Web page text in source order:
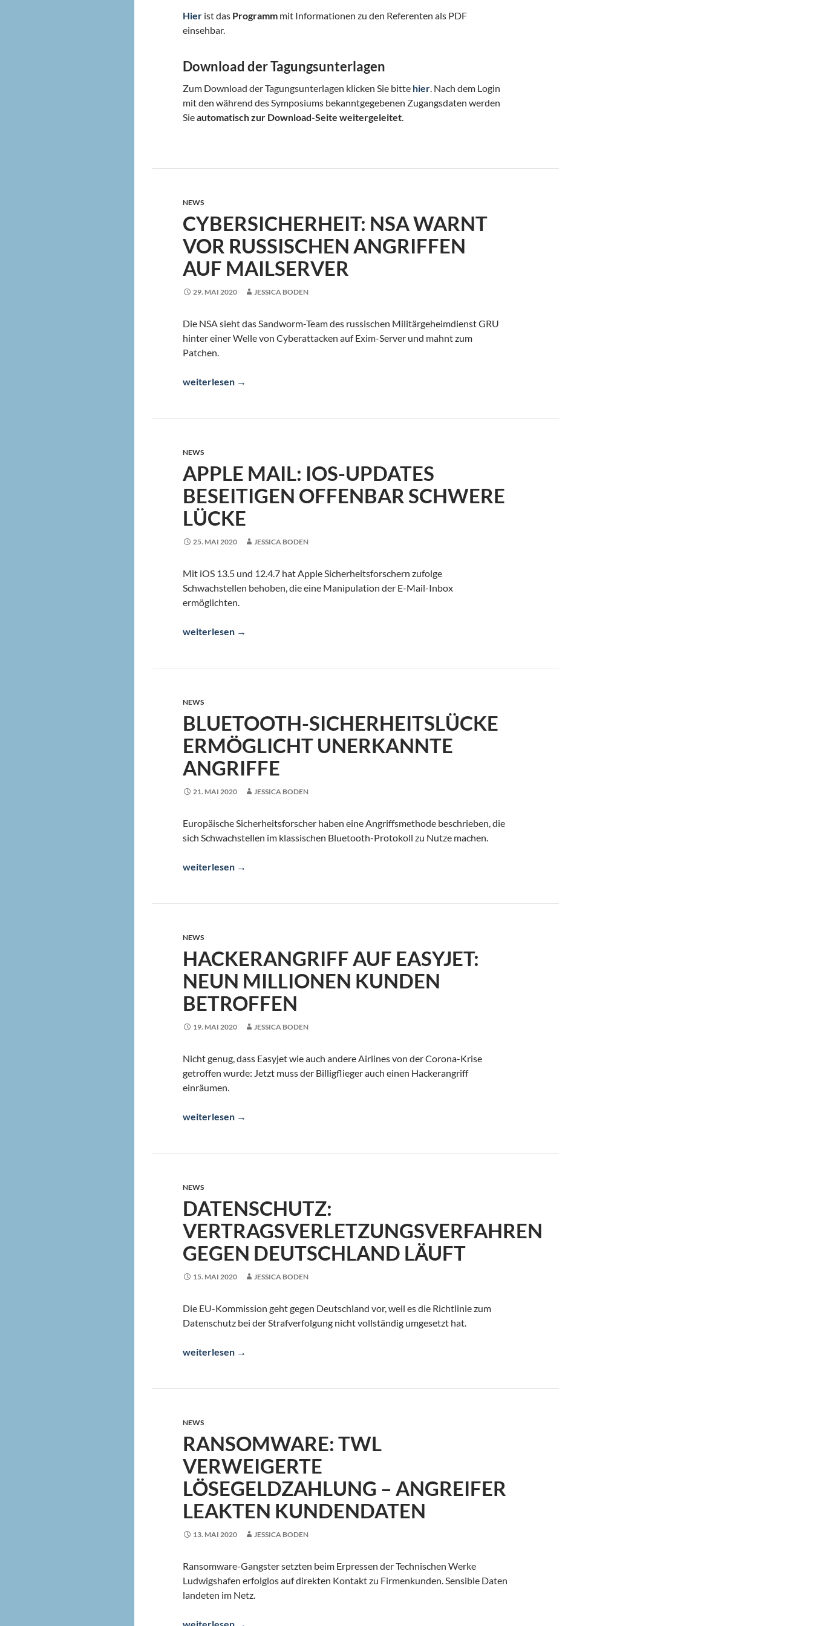
Hier ist das Programm mit Informationen zu den Referenten als PDF
einsehbar.
Download der Tagungsunterlagen
Zum Download der Tagungsunterlagen klicken Sie bitte hier. Nach dem Login
mit den während des Symposiums bekanntgegebenen Zugangsdaten werden
Sieautomatisch zur Download-Seite weitergeleitet.
NEWS
CYBERSICHERHEIT: NSA WARNT
VOR RUSSISCHEN ANGRIFFEN
AUF MAILSERVER
29. MAI 2020 JESSICA BODEN
Die NSA sieht das Sandworm-Team des russischen Militärgeheimdienst GRU
hinter einer Welle von Cyberattacken auf Exim-Server und mahnt zum
Patchen.
Cybersicherheit: NSA warnt vor russischen Angriffen auf Mailserver
weiterlesen →
NEWS
APPLE MAIL: IOS-UPDATES
BESEITIGEN OFFENBAR SCHWERE
LÜCKE
25. MAI 2020 JESSICA BODEN
Mit iOS 13.5 und 12.4.7 hat Apple Sicherheitsforschern zufolge
Schwachstellen behoben, die eine Manipulation der E-Mail-Inbox
ermöglichten.
Apple Mail: iOS-Updates beseitigen offenbar schwere Lücke
weiterlesen →
NEWS
BLUETOOTH-SICHERHEITSLÜCKE
ERMÖGLICHT UNERKANNTE
ANGRIFFE
21. MAI 2020 JESSICA BODEN
Europäische Sicherheitsforscher haben eine Angriffsmethode beschrieben, die
sich Schwachstellen im klassischen Bluetooth-Protokoll zu Nutze machen.
Bluetooth-Sicherheitslücke ermöglicht unerkannte Angriffe
weiterlesen →
NEWS
HACKERANGRIFF AUF EASYJET:
NEUN MILLIONEN KUNDEN
BETROFFEN
19. MAI 2020 JESSICA BODEN
Nicht genug, dass Easyjet wie auch andere Airlines von der Corona-Krise
getroffen wurde: Jetzt muss der Billigflieger auch einen Hackerangriff
einräumen.
Hackerangriff auf Easyjet: Neun Millionen Kunden betroffen
weiterlesen →
NEWS
DATENSCHUTZ:
VERTRAGSVERLETZUNGSVERFAHREN
GEGEN DEUTSCHLAND LÄUFT
15. MAI 2020 JESSICA BODEN
Die EU-Kommission geht gegen Deutschland vor, weil es die Richtlinie zum
Datenschutz bei der Strafverfolgung nicht vollständig umgesetzt hat.
Datenschutz: Vertragsverletzungsverfahren gegen Deutschland läuft
weiterlesen →
NEWS
RANSOMWARE: TWL
VERWEIGERTE
LÖSEGELDZAHLUNG – ANGREIFER
LEAKTEN KUNDENDATEN
13. MAI 2020 JESSICA BODEN
Ransomware-Gangster setzten beim Erpressen der Technischen Werke
Ludwigshafen erfolglos auf direkten Kontakt zu Firmenkunden. Sensible Daten
landeten im Netz.
Ransomware: TWL verweigerte Lösegeldzahlung – Angreifer leakten Kundendaten